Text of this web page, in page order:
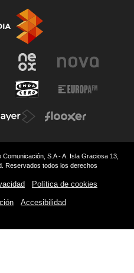
S.A - A. Isla Graciosa 13,
Reservados todos los derechos
Política de cookies
Accesibilidad